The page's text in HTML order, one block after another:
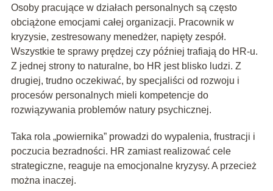
Osoby pracujące w działach personalnych są często
obciążone emocjami całej organizacji. Pracownik w
kryzysie, zestresowany menedżer, napięty zespół.
Wszystkie te sprawy prędzej czy później trafiają do HR-u.
Z jednej strony to naturalne, bo HR jest blisko ludzi. Z
drugiej, trudno oczekiwać, by specjaliści od rozwoju i
procesów personalnych mieli kompetencje do
rozwiązywania problemów natury psychicznej.
Taka rola „powiernika” prowadzi do wypalenia, frustracji i
poczucia bezradności. HR zamiast realizować cele
strategiczne, reaguje na emocjonalne kryzysy. A przecież
można inaczej.